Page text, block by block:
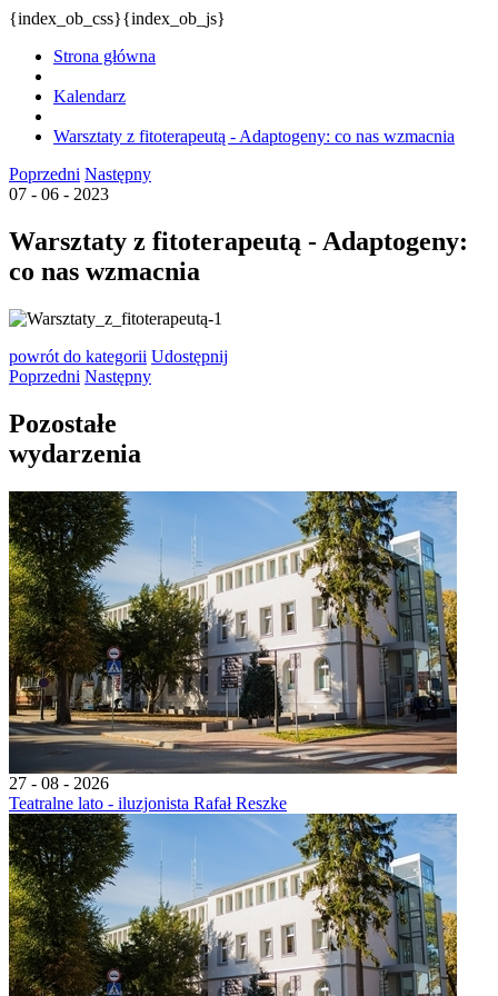
{index_ob_css}{index_ob_js}
Strona główna
Kalendarz
Warsztaty z fitoterapeutą - Adaptogeny: co nas wzmacnia
Poprzedni Następny
07 - 06 - 2023
Warsztaty z fitoterapeutą - Adaptogeny:
co nas wzmacnia
powrót do kategorii Udostępnij
Poprzedni Następny
Pozostałe
wydarzenia
27 - 08 - 2026
Teatralne lato - iluzjonista Rafał Reszke